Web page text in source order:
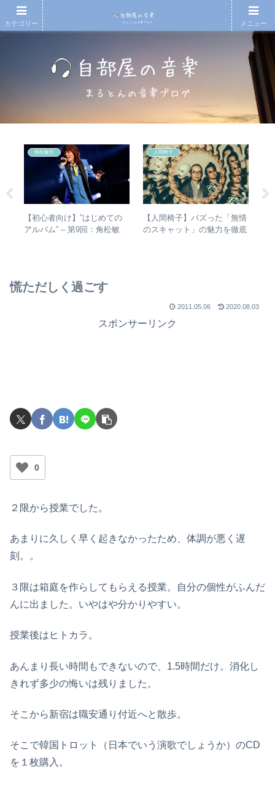
角松敏生
【初心者向け】”はじめての
アルバム” – 第9回：角松敏
人間椅子
【人間椅子】バズった「無情
のスキャット」の魅力を徹底
慌ただしく過ごす
2011.05.06 2020.08.03
スポンサーリンク
0
２限から授業でした。
あまりに久しく早く起きなかったため、体調が悪く遅
刻。。
３限は箱庭を作らしてもらえる授業。自分の個性がふんだ
んに出ました。いやはや分かりやすい。
授業後はヒトカラ。
あんまり長い時間もできないので、1.5時間だけ。消化し
きれず多少の悔いは残りました。
そこから新宿は職安通り付近へと散歩。
そこで韓国トロット（日本でいう演歌でしょうか）のCD
を１枚購入。
カテゴリー メニュー